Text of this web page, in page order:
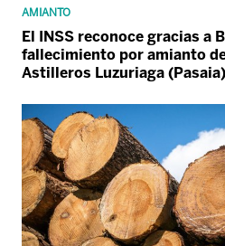
AMIANTO
El INSS reconoce gracias a
fallecimiento por amianto
Astilleros Luzuriaga (Pasaia)